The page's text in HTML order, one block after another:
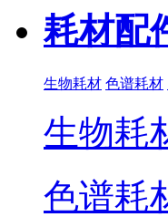
耗材配
生物耗材 色谱耗材
生物耗
色谱耗